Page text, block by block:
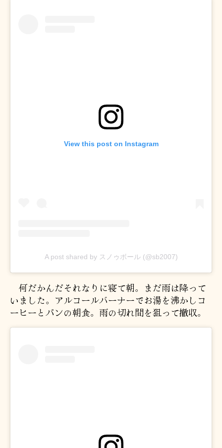
View this post on Instagram
A post shared by スノゥボール (@sb2007)
何だかんだそれなりに寝て朝。まだ雨は降って
いました。アルコールバーナーでお湯を沸かしコ
ーヒーとパンの朝食。雨の切れ間を狙って撤収。